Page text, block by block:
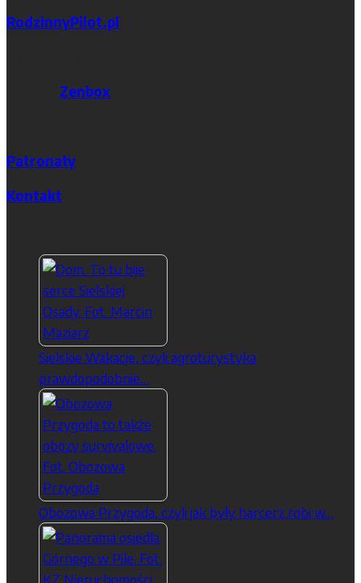
RodzinnyPilot.pl
Zenbox
Patronaty
Kontakt
Sielskie Wakacje, czyli agroturystyka
prawdopodobnie…
Obozowa Przygoda, czyli jak były harcerz robi w…